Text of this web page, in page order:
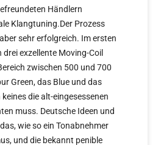
Händlern
Klangtuning.Der Prozess
sehr erfolgreich. Im ersten
exzellente Moving-Coil
zwischen 500 und 700
Green, das Blue und das
die alt-eingesessenen
muss. Deutsche Ideen und
wie so ein Tonabnehmer
und die bekannt penible